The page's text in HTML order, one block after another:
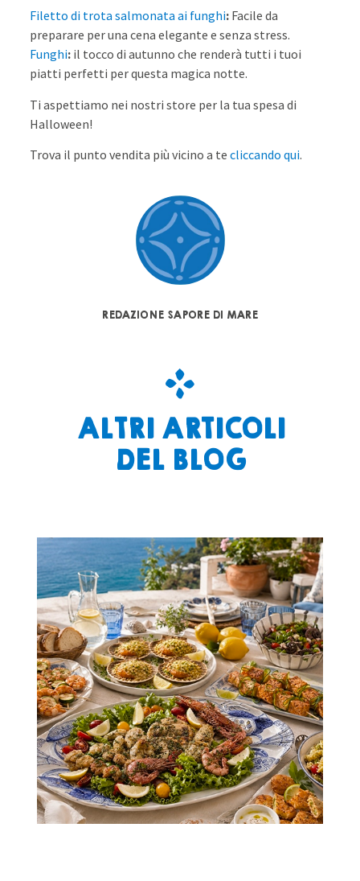
Filetto di trota salmonata ai funghi: Facile da
preparare per una cena elegante e senza stress.
Funghi: il tocco di autunno che renderà tutti i tuoi
piatti perfetti per questa magica notte.
Ti aspettiamo nei nostri store per la tua spesa di
Halloween!
Trova il punto vendita più vicino a te cliccando qui.
REDAZIONE SAPORE DI MARE
ALTRI ARTICOLI
DEL BLOG